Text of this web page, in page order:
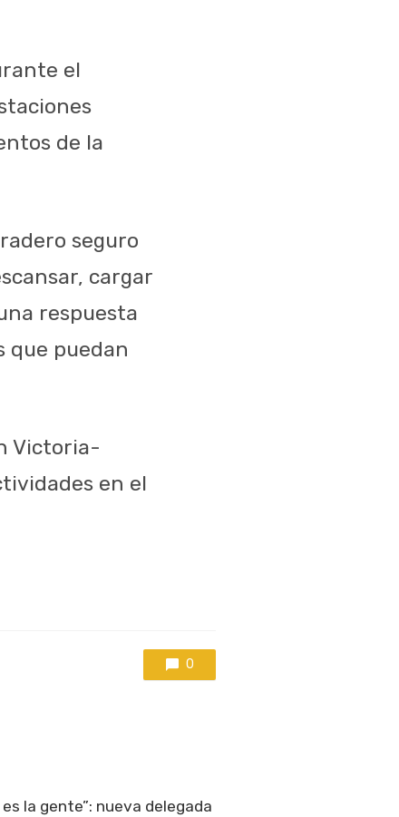
el
de la
seguro
cargar
respuesta
que puedan
Victoria-
en el
0
la gente”: nueva delegada